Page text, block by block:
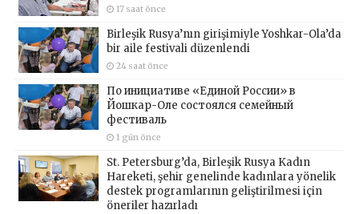
17 saat önce
Birleşik Rusya’nın girişimiyle Yoshkar-Ola’da
bir aile festivali düzenlendi
24 saat önce
По инициативе «Единой России» в
Йошкар-Оле состоялся семейный
фестиваль
1 gün önce
St. Petersburg’da, Birleşik Rusya Kadın
Hareketi, şehir genelinde kadınlara yönelik
destek programlarının geliştirilmesi için
öneriler hazırladı